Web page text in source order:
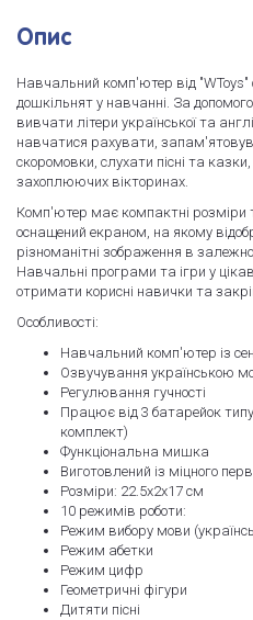
Опис
Навчальний комп'ютер від
дошкільнят у навчанні. За
вивчати літери української та
навчатися рахувати,
скоромовки, слухати пісні та
захоплюючих вікторинах.
Комп'ютер має компактні розміри
оснащений екраном, на якому
різноманітні зображення в
Навчальні програми та ігри у
отримати корисні навички та
Особливості:
Навчальний комп'ютер із
Озвучування українською
Регулювання гучності
Працює від 3 батарейок
комплект)
Функціональна мишка
Виготовлений із міцного
Розміри: 22.5х2х17 см
10 режимів роботи:
Режим вибору мови
Режим абетки
Режим цифр
Геометричні фігури
Дитяти пісні